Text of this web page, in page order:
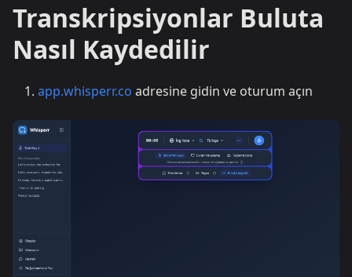
Transkripsiyonlar Buluta
Nasıl Kaydedilir
app.whisperr.co adresine gidin ve oturum açın